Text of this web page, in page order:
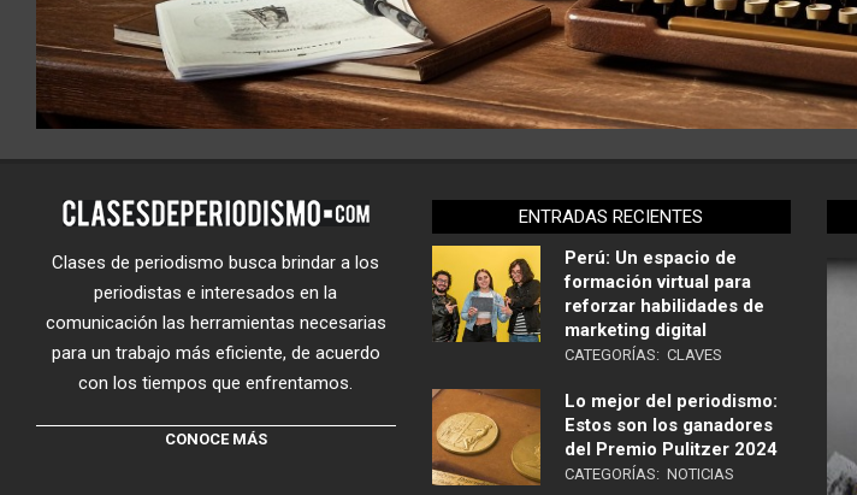
Clases de periodismo busca brindar a los
periodistas e interesados en la
comunicación las herramientas necesarias
para un trabajo más eficiente, de acuerdo
con los tiempos que enfrentamos.
CONOCE MÁS
ENTRADAS RECIENTES
Perú: Un espacio de
formación virtual para
reforzar habilidades de
marketing digital
CATEGORÍAS: CLAVES
Lo mejor del periodismo:
Estos son los ganadores
del Premio Pulitzer 2024
CATEGORÍAS: NOTICIAS